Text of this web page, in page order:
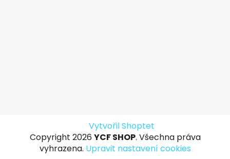
Vytvořil Shoptet
Copyright 2026 YCF SHOP. Všechna práva
vyhrazena. Upravit nastavení cookies